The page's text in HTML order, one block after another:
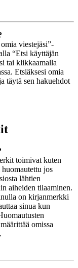
viestejäsi”-
“Etsi käyttäjän
tai klikkaamalla
Etsiäksesi omia
täytä sen hakuehdot
toimivat kuten
jos
lähtien
aiheiden tilaaminen.
on kirjanmerkki
sinua kun
omissa